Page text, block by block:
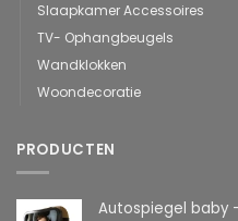
Slaapkamer Accessoires
TV- Ophangbeugels
Wandklokken
Woondecoratie
PRODUCTEN
Autospiegel baby - verstelbare spiegel hoofdsteun